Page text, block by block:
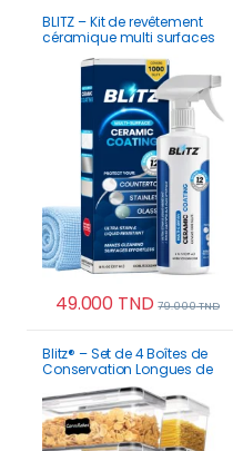
BLITZ – Kit de revêtement
céramique multi surfaces
49.000 TND 79.000TND
Blitz® – Set de 4 Boîtes de
Conservation Longues de
Haute Qualité Alimentaire
Hermétiques Pour Cuisine